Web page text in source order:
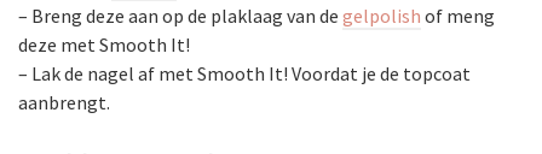
– Breng deze aan op de plaklaag van de gelpolish of meng
deze met Smooth It!
– Lak de nagel af met Smooth It! Voordat je de topcoat
aanbrengt.